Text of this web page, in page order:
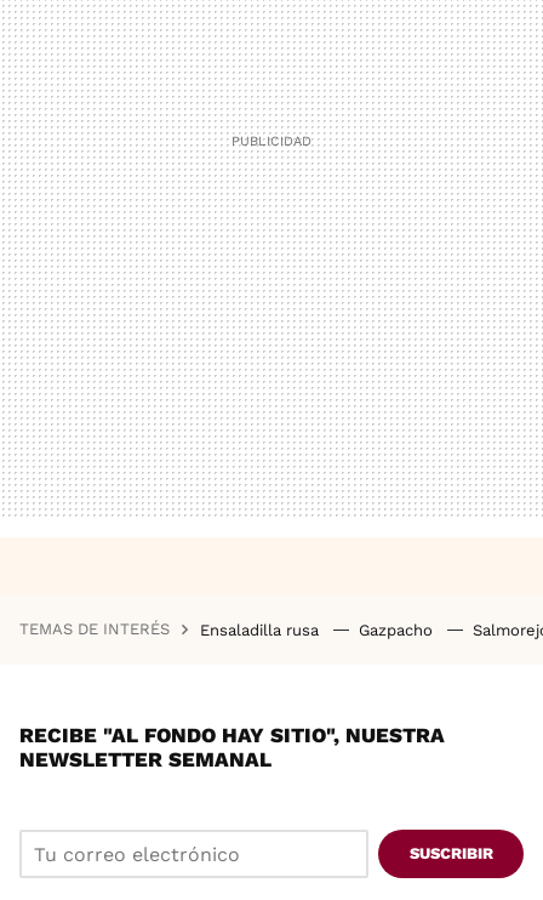
TEMAS DE INTERÉS Ensaladilla rusa Gazpacho
RECIBE "AL FONDO HAY SITIO", NUESTRA
NEWSLETTER SEMANAL
SUSCRIBIR